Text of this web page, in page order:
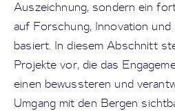
Auszeichnung, sondern ein
auf Forschung, Innovation und
basiert. In diesem Abschnitt
Projekte vor, die das
einen bewussteren und
Umgang mit den Bergen